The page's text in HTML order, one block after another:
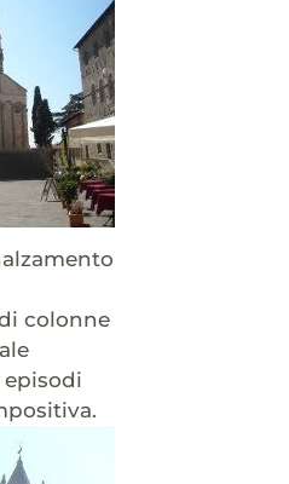
colonne
episodi